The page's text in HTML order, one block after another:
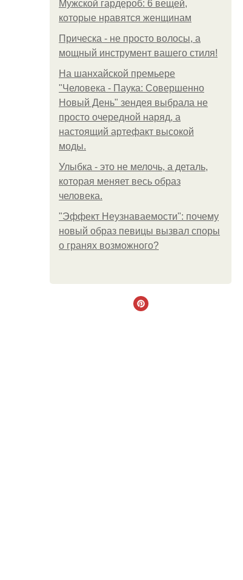
Мужской гардероб: 6 вещей,
которые нравятся женщинам
Прическа - не просто волосы, а
мощный инструмент вашего стиля!
На шанхайской премьере
"Человека - Паука: Совершенно
Новый День" зендея выбрала не
просто очередной наряд, а
настоящий артефакт высокой
моды.
Улыбка - это не мелочь, а деталь,
которая меняет весь образ
человека.
"Эффект Неузнаваемости": почему
новый образ певицы вызвал споры
о гранях возможного?